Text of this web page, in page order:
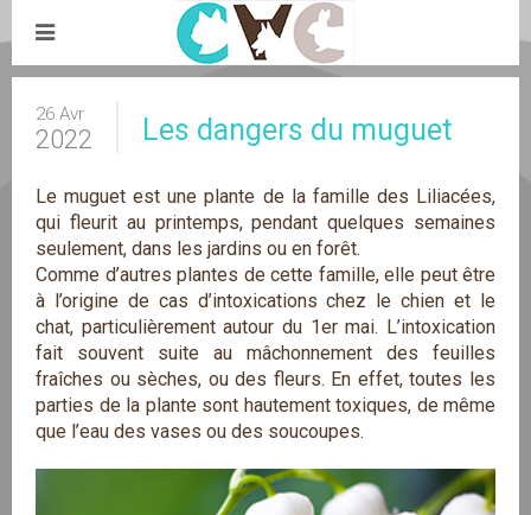
26 Avr
2022 Les dangers du muguet
Le muguet est une plante de la famille des Liliacées,
qui fleurit au printemps, pendant quelques semaines
seulement, dans les jardins ou en forêt.
Comme d’autres plantes de cette famille, elle peut être
à l’origine de cas d’intoxications chez le chien et le
chat, particulièrement autour du 1er mai. L’intoxication
fait souvent suite au mâchonnement des feuilles
fraîches ou sèches, ou des fleurs. En effet, toutes les
parties de la plante sont hautement toxiques, de même
que l’eau des vases ou des soucoupes.